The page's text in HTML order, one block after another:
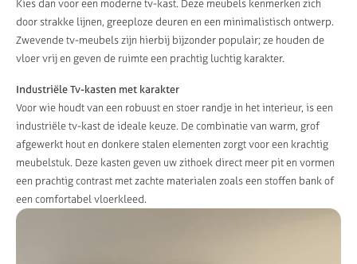
Kies dan voor een moderne tv-kast. Deze meubels kenmerken zich
door strakke lijnen, greeploze deuren en een minimalistisch ontwerp.
Zwevende tv-meubels zijn hierbij bijzonder populair; ze houden de
vloer vrij en geven de ruimte een prachtig luchtig karakter.
Industriële Tv-kasten met karakter
Voor wie houdt van een robuust en stoer randje in het interieur, is een
industriële tv-kast de ideale keuze. De combinatie van warm, grof
afgewerkt hout en donkere stalen elementen zorgt voor een krachtig
meubelstuk. Deze kasten geven uw zithoek direct meer pit en vormen
een prachtig contrast met zachte materialen zoals een stoffen bank of
een comfortabel vloerkleed.